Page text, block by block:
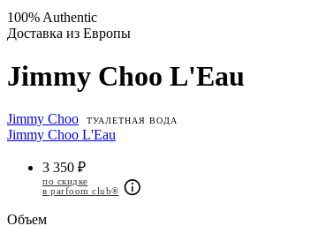
100% Authentic
Доставка из Европы
Jimmy Choo L'Eau
Jimmy Choo ТУАЛЕТНАЯ ВОДА
Jimmy Choo L'Eau
3 350 ₽
по скидке
в parfoom club®
Объем